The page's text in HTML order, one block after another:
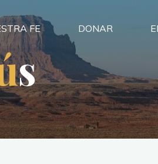
FE DONAR
s